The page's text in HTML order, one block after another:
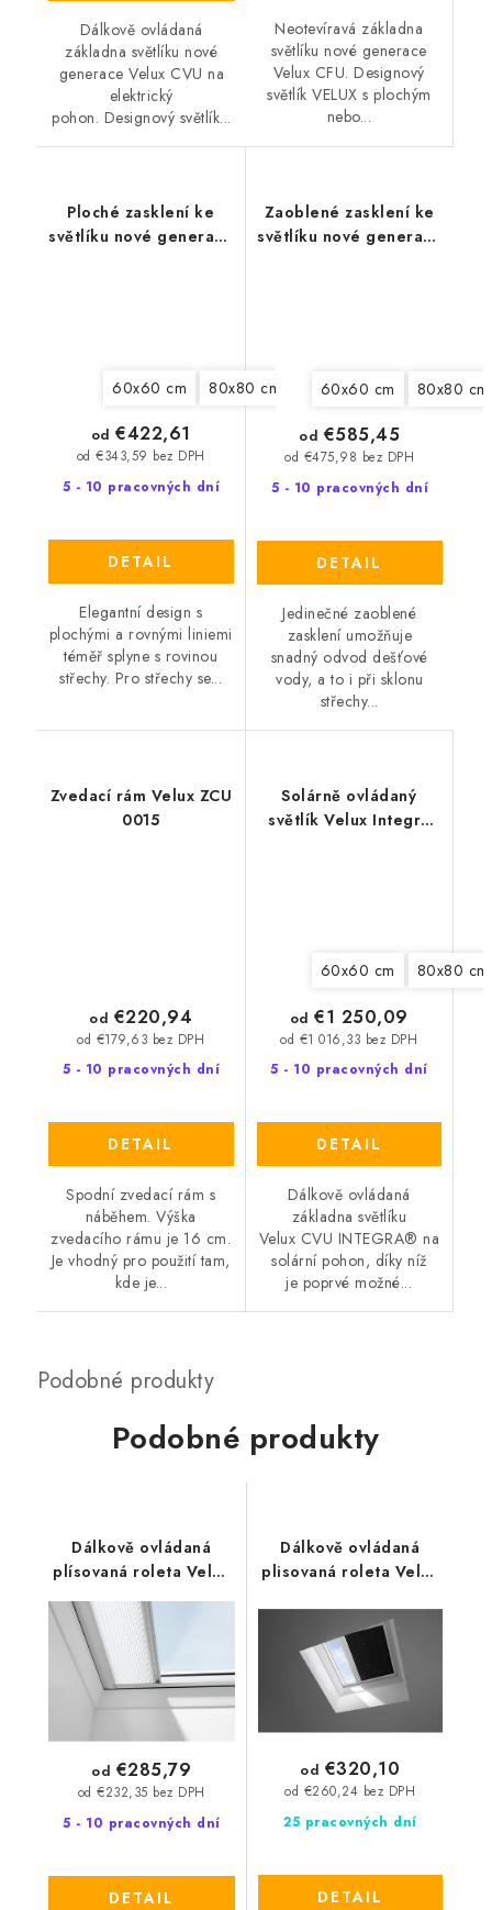
Dálkově ovládaná
základna světlíku nové
generace Velux CVU na
elektrický
pohon. Designový světlík...
Neotevíravá základna
světlíku nové generace
Velux CFU. Designový
světlík VELUX s plochým
nebo...
Ploché zasklení ke
světlíku nové generace
60x60 cm 80x80 cm 90x60 cm 90x90 cm
5 - 10 pracovných dní
od €343,59 bez DPH
od €422,61
DETAIL
Elegantní design s
plochými a rovnými liniemi
téměř splyne s rovinou
střechy. Pro střechy se...
Zaoblené zasklení ke
světlíku nové generace
60x60 cm 80x80 cm
5 - 10 pracovných dní
od €475,98 bez DPH
od €585,45
DETAIL
Jedinečné zaoblené
zasklení umožňuje
snadný odvod dešťové
vody, a to i při sklonu
střechy...
Zvedací rám Velux ZCU
0015
5 - 10 pracovných dní
od €179,63 bez DPH
od €220,94
DETAIL
Spodní zvedací rám s
náběhem. Výška
zvedacího rámu je 16 cm.
Je vhodný pro použití tam,
kde je...
Solárně ovládaný
světlík Velux Integra
60x60 cm 80x80 cm
5 - 10 pracovných dní
od €1 016,33 bez DPH
od €1 250,09
DETAIL
Dálkově ovládaná
základna světlíku
Velux CVU INTEGRA® na
solární pohon, díky níž
je poprvé možné...
Podobné produkty
Dálkově ovládaná
plísovaná roleta Velux
FMG
5 - 10 pracovných dní
od €232,35 bez DPH
od €285,79
DETAIL
Dálkově ovládaná
plisovaná roleta Velux
25 pracovných dní
od €260,24 bez DPH
od €320,10
DETAIL